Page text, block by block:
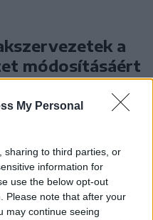
My Personal
sharing to third parties, or
information for
use the below opt-out
Please note that after your
may continue seeing
a
módosításáért